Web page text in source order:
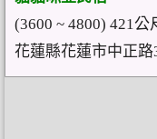
(3600 ~ 4800) 421公
花蓮縣花蓮市中正路